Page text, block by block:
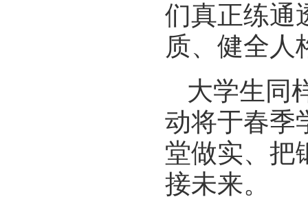
们真正练通
质、健全人
大学生同
动将于春季
堂做实、把
接未来。